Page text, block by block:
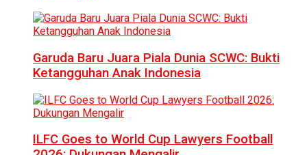
Garuda Baru Juara Piala Dunia SCWC: Bukti
Ketangguhan Anak Indonesia
ILFC Goes to World Cup Lawyers Football